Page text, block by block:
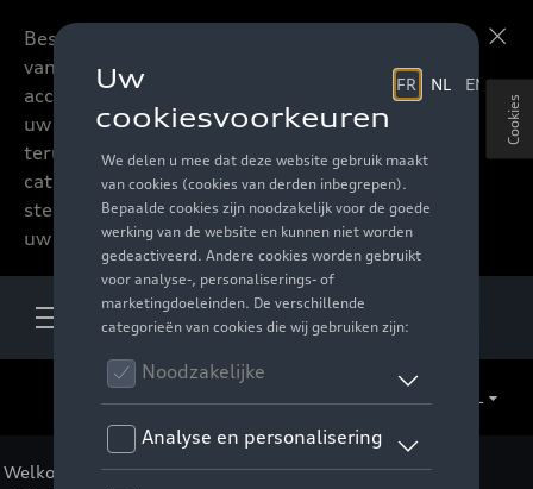
Beste accessoires-lovers,
vanaf nu kan u het hele
accessoire assortiment van
uw favoriete merk
terugvinden in de online
catalogus. Deze kunnen
steeds besteld worden via
uw verdeler.
Welkom Voor u >F1 Collectie >Kleding >Mannen
Cookies